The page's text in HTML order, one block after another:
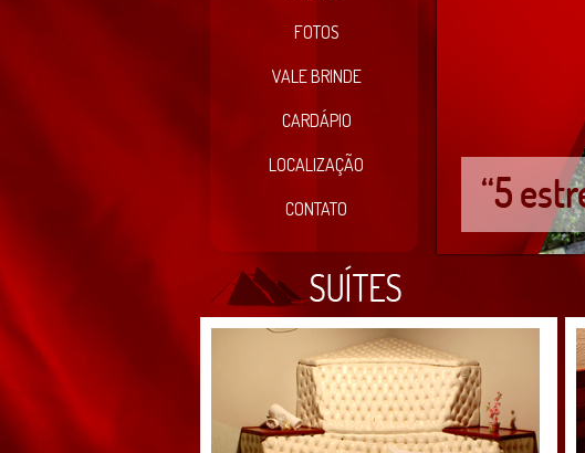
FOTOS
VALE BRINDE
CARDÁPIO
LOCALIZAÇÃO
CONTATO